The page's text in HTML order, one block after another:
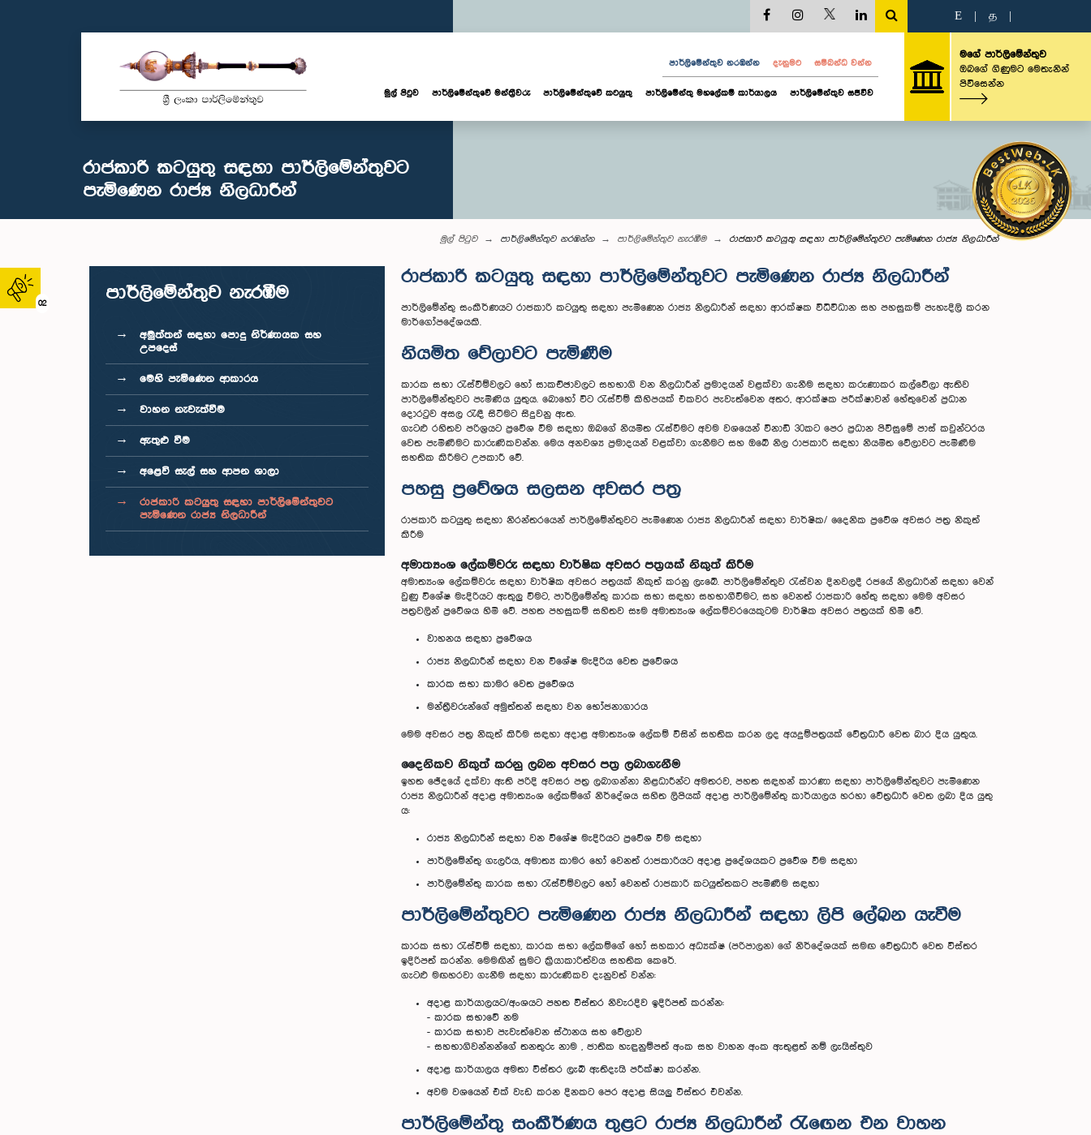
02
E த
පාර්ලි‌මේන්තුව නරඹන්න දැනුමට සම්බන්ධ වන්න
මුල් පිටුව පාර්ලි‌මේන්තුවේ මන්ත්‍රීවරු පාර්ලිමේන්තුවේ කටයුතු පාර්ලිමේන්තු මහලේකම් කාර්යාලය පාර්ලිමේන්තුව සජීවීව
මගේ පාර්ලිමේන්තුව
ඔබගේ ගිණුමට මෙතැනින්
පිවිසෙන්න
රාජකාරි කටයුතු සඳහා පාර්ලිමේන්තුවට
පැමිණෙන රාජ්‍ය නිලධාරීන්
මුල් පිටුව පාර්ලි‌මේන්තුව නරඹන්න පාර්ලි‌මේන්තුව නැරඹීම රාජකාරි කටයුතු සඳහා පාර්ලිමේන්තුවට පැමිණෙන රාජ්‍ය නිලධාරීන්
පාර්ලි‌මේන්තුව නැරඹීම
අමුත්තන් සඳහා පොදු නිර්ණායක සහ
උපදෙස්
මෙහි පැමිණෙන ආකාරය
වාහන නැවැත්වීම
ඇතුළු වීම
අළෙවි සැල් සහ ආපන ශාලා
රාජකාරි කටයුතු සඳහා පාර්ලිමේන්තුවට
පැමිණෙන රාජ්‍ය නිලධාරීන්
රාජකාරි කටයුතු සඳහා පාර්ලිමේන්තුවට පැමිණෙන රාජ්‍ය නිලධාරීන්
පාර්ලිමේන්තු සංකීර්ණයට රාජකාරි කටයුතු සඳහා පැමිණෙන රාජ්‍ය නිලධාරීන් සඳහා ආරක්ෂක විධිවිධාන සහ පහසුකම් පැහැදිලි කරන
මාර්ගෝපදේශයකි.
නියමිත වේලාවට පැමිණීම
කාරක සභා රැස්වීම්වලට හෝ සාකච්ඡාවලට සහභාගි වන නිලධාරීන් ප්‍රමාදයන් වළක්වා ගැනීම සඳහා කරුණාකර කල්වේලා ඇතිව
පාර්ලිමේන්තුවට පැමිණිය යුතුය. බොහෝ විට රැස්වීම් කිහිපයක් එකවර පැවැත්වෙන අතර, ආරක්ෂක පරීක්ෂාවන් හේතුවෙන් ප්‍රධාන
දොරටුව අසල රැඳී සිටීමට සිදුවනු ඇත.
ගැටළු රහිතව පරිශ්‍රයට ප්‍රවේශ වීම සඳහා ඔබගේ නියමිත රැස්වීමට අවම වශයෙන් විනාඩි 30කට පෙර ප්‍රධාන පිවිසුමේ පාස් කවුන්ටරය
වෙත පැමිණීමට කාරුණිකවන්න. මෙය අනවශ්‍ය ප්‍රමාදයන් වළක්වා ගැනීමට සහ ඔබේ නිල රාජකාරි සඳහා නියමිත වේලාවට පැමිණීම
සහතික කිරීමට උපකාරී වේ.
පහසු ප්‍රවේශය සලසන අවසර පත්‍ර
රාජකාරි කටයුතු සඳහා නිරන්තරයෙන් පාර්ලිමේන්තුවට පැමිණෙන රාජ්‍ය නිලධාරීන් සඳහා වාර්ෂික/ දෛනික ප්‍රවේශ අවසර පත්‍ර නිකුත්
කිරීම
අමාත්‍යංශ ලේකම්වරු සඳහා වාර්ෂික අවසර පත්‍රයක් නිකුත් කිරීම
අමාත්‍යංශ ලේකම්වරු සඳහා වාර්ෂික අවසර පත්‍රයක් නිකුත් කරනු ලැබේ. පාර්ලිමේන්තුව රැස්වන දිනවලදී රජයේ නිලධාරින් සඳහා වෙන්
වුණු විශේෂ මැදිරියට ඇතුලු වීමට, පාර්ලිමේන්තු කාරක සභා සඳහා සහභාගීවීමට, සහ වෙනත් රාජකාරි හේතු සඳහා මෙම අවසර
පත්‍රවලින් ප්‍රවේශය හිමි වේ. පහත පහසුකම් සහිතව සෑම අමාත්‍යංශ ලේකම්වරයෙකුටම වාර්ෂික අවසර පත්‍රයක් හිමි වේ.
වාහනය සඳහා ප්‍රවේශය
රාජ්‍ය නිලධාරීන් සඳහා වන විශේෂ මැදිරිය වෙත ප්‍රවේශය
කාරක සභා කාමර වෙත ප්‍රවේශය
මන්ත්‍රීවරුන්ගේ අමුත්තන් සඳහා වන භෝජනාගාරය
මෙම අවසර පත්‍ර නිකුත් කිරීම සඳහා අදාළ අමාත්‍යංශ ලේකම් විසින් සහතික කරන ලද අයදුම්පත්‍රයක් වේත්‍රධාරී වෙත බාර දිය යුතුය.
දෛනිකව නිකුත් කරනු ලබන අවසර පත්‍ර ලබාගැනීම
ඉහත ඡේදයේ දක්වා ඇති පරිදි අවසර පත්‍ර ලබාගන්නා නිළධාරීන්ට අමතරව, පහත සඳහන් කාරණා සඳහා පාර්ලිමේන්තුවට පැමිණෙන
රාජ්‍ය නිලධාරීන් අදාළ අමාත්‍යංශ ලේකම්ගේ නිර්දේශය සහිත ලිපියක් අදාළ පාර්ලිමේන්තු කාර්යාලය හරහා වේත්‍රධාරී වෙත ලබා දිය යුතු
ය:
රාජ්‍ය නිලධාරීන් සඳහා වන විශේෂ මැදිරියට ප්‍රවේශ වීම සඳහා
පාර්ලිමේන්තු ගැලරිය, අමාත්‍ය කාමර හෝ වෙනත් රාජකාරියට අදාළ ප්‍රදේශයකට ප්‍රවේශ වීම සඳහා
පාර්ලිමේන්තු කාරක සභා රැස්වීම්වලට හෝ වෙනත් රාජකාරි කටයුත්තකට පැමිණීම සඳහා
පාර්ලිමේන්තුවට පැමිණෙන රාජ්‍ය නිලධාරීන් සඳහා ලිපි ලේඛන යැවීම
කාරක සභා රැස්වීම් සඳහා, කාරක සභා ලේකම්ගේ හෝ සහකාර අධ්‍යක්ෂ (පරිපාලන) ගේ නිර්දේශයක් සමඟ වේත්‍රධාරී වෙත විස්තර
ඉදිරිපත් කරන්න. මෙමඟින් සුමට ක්‍රියාකාරිත්වය සහතික කෙරේ.
ගැටළු මඟහරවා ගැනීම සඳහා කාරුණිකව දැනුවත් වන්න:
අදාළ කාර්යාලයට/අංශයට පහත විස්තර නිවැරදිව ඉදිරිපත් කරන්න:
- කාරක සභාවේ නම
- කාරක සභාව පැවැත්වෙන ස්ථානය සහ වේලාව
- සහභාගිවන්නන්ගේ තනතුරු නාම , ජාතික හැඳුනුම්පත් අංක සහ වාහන අංක ඇතුළත් නම් ලැයිස්තුව
අදාළ කාර්යාලය අමතා විස්තර ලැබී ඇතිදැයි පරීක්ෂා කරන්න.
අවම වශයෙන් එක් වැඩ කරන දිනකට පෙර අදාළ සියලු විස්තර එවන්න.
පාර්ලිමේන්තු සංකීර්ණය තුළට රාජ්‍ය නිලධාරීන් රැඟෙන එන වාහන